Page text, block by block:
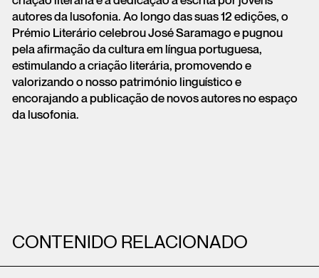
autores da lusofonia. Ao longo das suas 12 edições, o
Prémio Literário celebrou José Saramago e pugnou
pela afirmação dacultura em língua portuguesa,
estimulando a criação literária, promovendo e
valorizando o nosso património linguístico e
encorajando a publicação de novos autores no espaço
da lusofonia.
CONTENIDO RELACIONADO